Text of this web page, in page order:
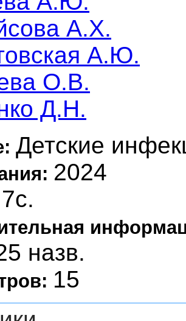
А.Х.
А.Ю.
О.В.
Д.Н.
Детские
2024
7с.
назв.
15